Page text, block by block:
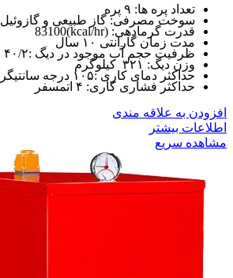
تعداد پره ها: ۹ پره
سوخت مصرفی: گاز طبیعی و گازوئیل
قدرت گرمادهی: (kcal/hr)83100
مدت زمان گارانتی ۱۰ سال
ظرفیت حجم آب موجود در دیگ :۴۰/۲ لیتر
وزن دیگ: ۳۲۱ کیلوگرم
حداکثر دمای کاری :۱۰۵ درجه سانتیگراد
حداکثر فشاری کاری: ۴ اتمسفر
افزودن به علاقه مندی
اطلاعات بیشتر
مشاهده سریع